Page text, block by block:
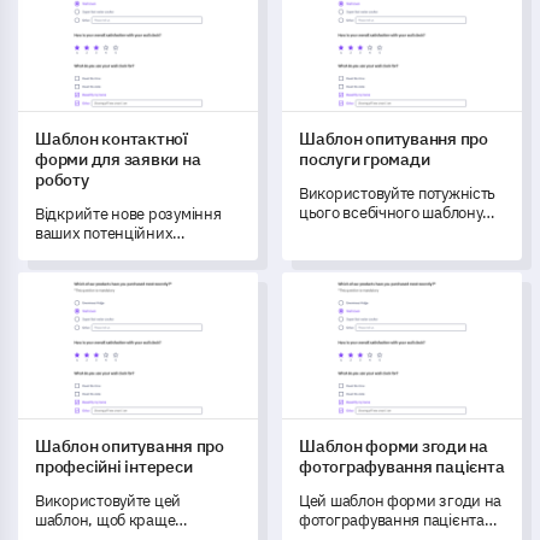
зацікавлених сторін у сфері
здоров'я.
Шаблон контактної
форми для заявки на
роботу
Відкрийте нове розуміння
ваших потенційних
цього комплексного
шаблону контактної форми
для заявки на роботу.
Шаблон опитування про
послуги громади
Використовуйте потужність
цього всебічного шаблону
вирішити проблеми вашої
громади щодо місцевих
послуг.
Шаблон опитування про професійні інтереси
Шаблон опитування про
професійні інтереси
Використовуйте цей
шаблон, щоб краще
Шаблон форми згоди на
Шаблон форми згоди на
фотографування пацієнта
Цей шаблон форми згоди на
фотографування пацієнта